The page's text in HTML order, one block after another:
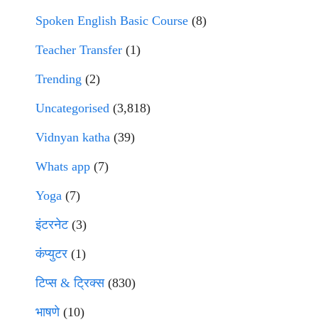
Spoken English Basic Course (8)
Teacher Transfer (1)
Trending (2)
Uncategorised (3,818)
Vidnyan katha (39)
Whats app (7)
Yoga (7)
इंटरनेट(3)
कंप्युटर (1)
टिप्स & ट्रिक्स(830)
भाषणे(10)